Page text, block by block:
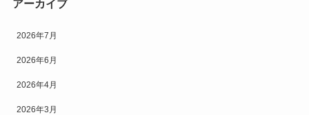
アーカイブ
2026年7月
2026年6月
2026年4月
2026年3月